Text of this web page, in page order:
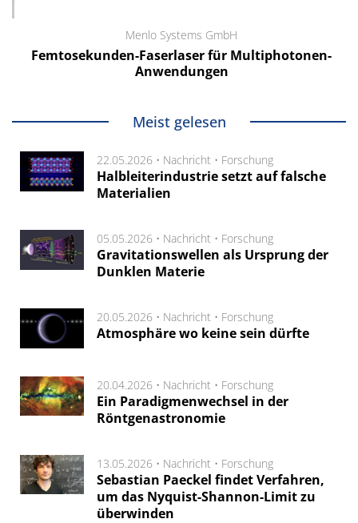
Menlo Systems GmbH
Femtosekunden-Faserlaser für Multiphotonen-
Anwendungen
Meist gelesen
22.05.2026 • Nachricht • Forschung
Halbleiterindustrie setzt auf falsche
Materialien
05.05.2026 • Nachricht • Forschung
Gravitationswellen als Ursprung der
Dunklen Materie
20.05.2026 • Nachricht • Forschung
Atmosphäre wo keine sein dürfte
20.04.2026 • Nachricht • Forschung
Ein Paradigmenwechsel in der
Röntgenastronomie
13.05.2026 • Nachricht • Forschung
Sebastian Paeckel findet Verfahren,
um das Nyquist-Shannon-Limit zu
überwinden